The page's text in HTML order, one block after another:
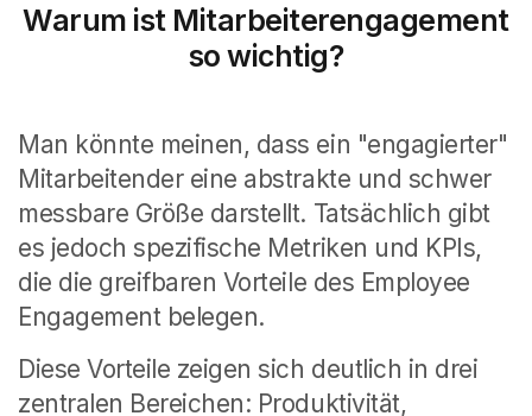
Warum ist Mitarbeiterengagement
so wichtig?
Man könnte meinen, dass ein "engagierter"
Mitarbeitender eine abstrakte und schwer
messbare Größe darstellt. Tatsächlich gibt
es jedoch spezifische Metriken und KPIs,
die die greifbaren Vorteile des Employee
Engagement belegen.
Diese Vorteile zeigen sich deutlich in drei
zentralen Bereichen: Produktivität,